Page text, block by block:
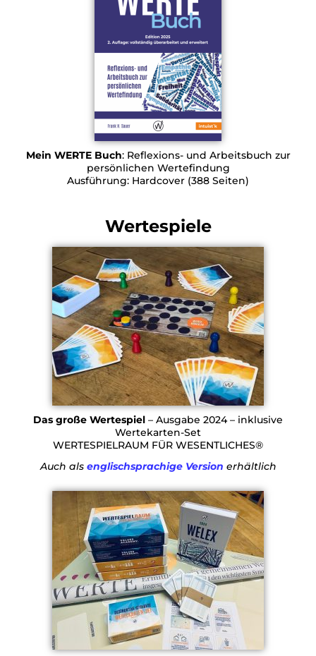
Mein WERTE Buch: Reflexions- und Arbeitsbuch zur
persönlichen Wertefindung
Ausführung: Hardcover (388 Seiten)
Wertespiele
Das große Wertespiel – Ausgabe 2024 – inklusive
Wertekarten-Set
WERTESPIELRAUM FÜR WESENTLICHES®
Auch als englischsprachige Version erhältlich